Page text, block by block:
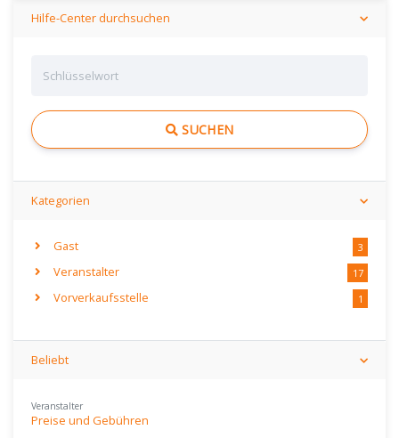
Hilfe-Center durchsuchen
SUCHEN
Kategorien
Gast 3
Veranstalter 17
Vorverkaufsstelle 1
Beliebt
Veranstalter
Preise und Gebühren